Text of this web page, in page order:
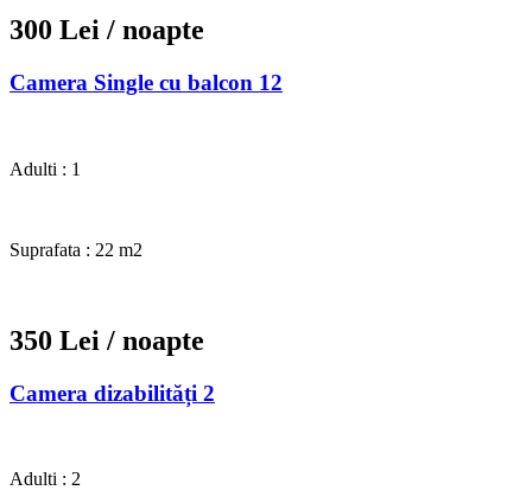
300 Lei / noapte
Camera Single cu balcon 12
Adulti : 1
Suprafata : 22 m2
350 Lei / noapte
Camera dizabilități 2
Adulti : 2